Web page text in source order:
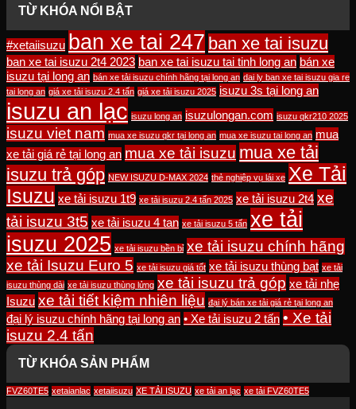
TỪ KHÓA NỔI BẬT
#xetaiisuzu ban xe tai 247 ban xe tai isuzu
ban xe tai isuzu 2t4 2023 ban xe tai isuzu tai tinh long an bán xe
isuzu tại long an bán xe tải isuzu chính hãng tại long an dai ly ban xe tai isuzu gia re
tai long an giá xe tải isuzu 2.4 tấn giá xe tải isuzu 2025 isuzu 3s tại long an
isuzu an lạc isuzu long an isuzulongan.com isuzu qkr210 2025
isuzu viet nam mua xe isuzu qkr tại long an mua xe isuzu tai long an mua
xe tải giá rẻ tại long an mua xe tải isuzu mua xe tải
isuzu trả góp NEW ISUZU D-MAX 2024 thẻ nghiệp vụ lái xe Xe Tải
Isuzu xe tải isuzu 1t9 xe tải isuzu 2.4 tấn 2025 xe tải isuzu 2t4 xe
tải isuzu 3t5 xe tải isuzu 4 tan xe tải isuzu 5 tấn xe tải
isuzu 2025 xe tải isuzu bền bỉ xe tải isuzu chính hãng
xe tải Isuzu Euro 5 xe tải isuzu giá tốt xe tải isuzu thùng bạt xe tải
isuzu thùng dài xe tải isuzu thùng lửng xe tải isuzu trả góp xe tải nhẹ
Isuzu xe tải tiết kiệm nhiên liệu đại lý bán xe tải giá rẻ tại long an
đại lý isuzu chính hãng tại long an • Xe tải isuzu 2 tấn • Xe tải
isuzu 2.4 tấn
TỪ KHÓA SẢN PHẨM
FVZ60TE5 xetaianlac xetaiisuzu XE TẢI ISUZU xe tải an lạc xe tải FVZ60TE5